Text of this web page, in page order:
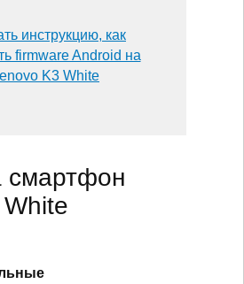
инструкцию, как
firmware Android на
K3 White
смартфон